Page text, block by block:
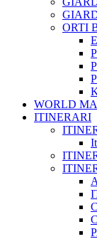
ORTI
WORLD
ITINERARI